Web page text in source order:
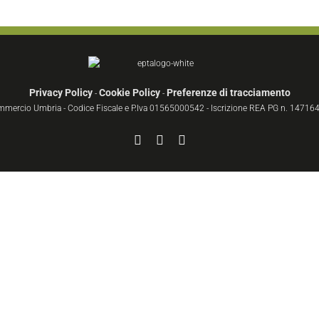
Privacy Policy- Cookie Policy- Preferenze di tracciamento
Umbria - Codice Fiscale e P.Iva 01565000542 - Iscrizione REA PG n.
FacebookYouTube